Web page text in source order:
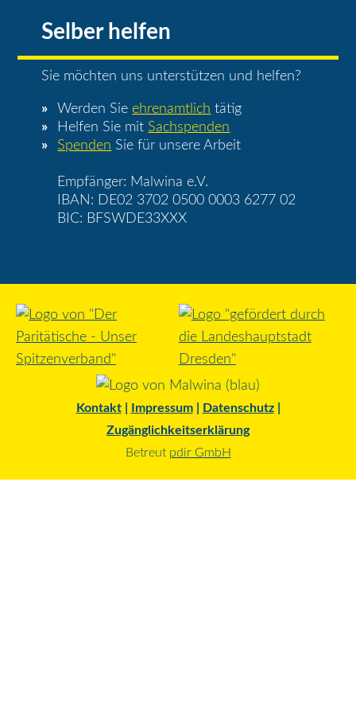
Selber helfen
Sie möchten uns unterstützen und helfen?
Werden Sie ehrenamtlich tätig
Helfen Sie mit Sachspenden
Spenden Sie für unsere Arbeit
Empfänger: Malwina e.V.
IBAN: DE02 3702 0500 0003 6277 02
BIC: BFSWDE33XXX
Kontakt| Impressum| Datenschutz|
Zugänglichkeitserklärung
Betreut pdir GmbH